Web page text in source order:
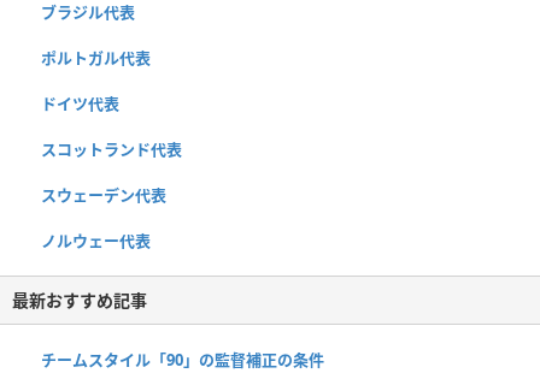
ブラジル代表
ポルトガル代表
ドイツ代表
スコットランド代表
スウェーデン代表
ノルウェー代表
最新おすすめ記事
チームスタイル「90」の監督補正の条件